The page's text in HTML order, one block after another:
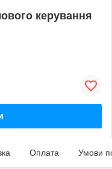
керування
Оплата Умови